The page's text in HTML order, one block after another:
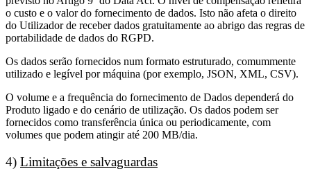
o custo e o valor do fornecimento de dados. Isto não afeta o direito
do Utilizador de receber dados gratuitamente ao abrigo das regras de
portabilidade de dados do RGPD.
Os dados serão fornecidos num formato estruturado, comummente
utilizado e legível por máquina (por exemplo, JSON, XML, CSV).
O volume e a frequência do fornecimento de Dados dependerá do
Produto ligado e do cenário de utilização. Os dados podem ser
fornecidos como transferência única ou periodicamente, com
volumes que podem atingir até 200 MB/dia.
4) Limitações e salvaguardas